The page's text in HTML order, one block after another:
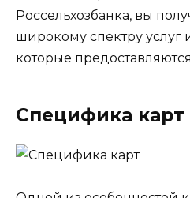
Россельхозбанка, вы
широкому спектру
которые
Специфика карт